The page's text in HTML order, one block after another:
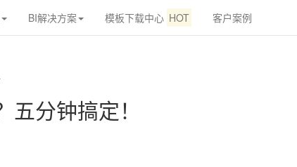
BI解决方案 模板下载中心 HOT 客户案例
分钟搞定！